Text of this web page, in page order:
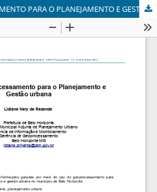
USO DO GEOPROCESSAMENTO PARA O PLANEJAMENTO E GESTÃO URBANA